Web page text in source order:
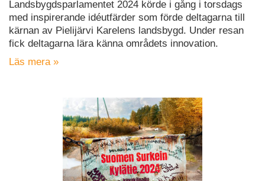
Landsbygdsparlamentet 2024 körde i gång i torsdags
med inspirerande idéutfärder som förde deltagarna till
kärnan av Pielijärvi Karelens landsbygd. Under resan
fick deltagarna lära känna områdets innovation.
Läs mera »